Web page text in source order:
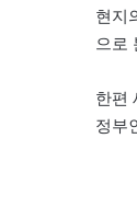
현지
으로
한편
정부